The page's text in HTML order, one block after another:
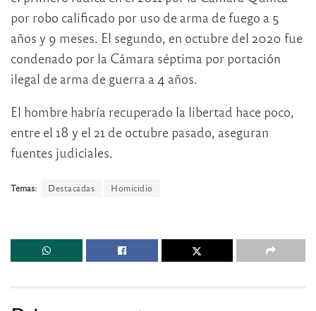
por robo calificado por uso de arma de fuego a 5
años y 9 meses. El segundo, en octubre del 2020 fue
condenado por la Cámara séptima por portación
ilegal de arma de guerra a 4 años.
El hombre habría recuperado la libertad hace poco,
entre el 18 y el 21 de octubre pasado, aseguran
fuentes judiciales.
Temas: Destacadas Homicidio